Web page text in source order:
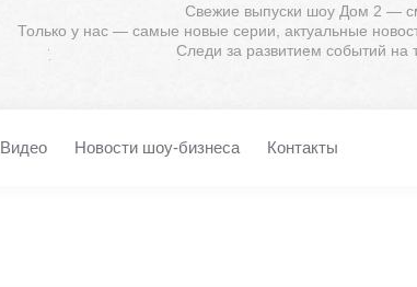
Свежие выпуски шоу Дом 2 —
Только у нас — самые новые серии, актуальные
Следи за развитием событий на
Видео Новости шоу-бизнеса Контакты